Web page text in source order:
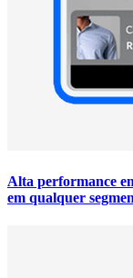
Alta performance
em qualquer